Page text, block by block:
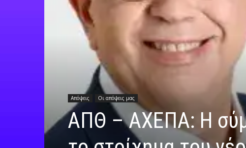
Απόψεις Οι απόψεις μας
ΑΠΘ – ΑΧΕΠΑ: Η